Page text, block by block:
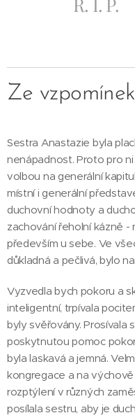
Ze
Sestra Anastazie byla
nenápadnost. Proto pro
volbou na generální
místní i generální
duchovní hodnoty a
zachování řeholní kázně
především u sebe. Ve
důkladná a pečlivá, bylo
Vyzvedla bych pokoru a
inteligentní, trpívala
byly svěřovány. Prosívala
poskytnutou pomoc
byla laskavá a jemná.
kongregace a na
rozptýlení v různých
posílala sestru, aby je